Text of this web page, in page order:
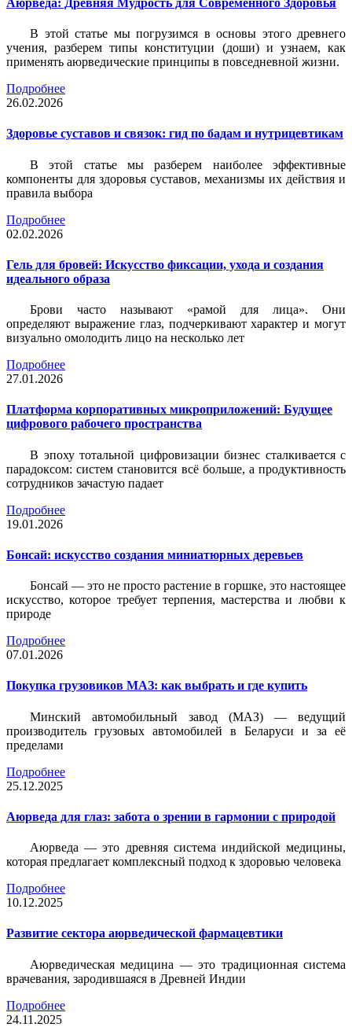
В этой статье мы погрузимся в основы этого древнего
учения, разберем типы конституции (доши) и узнаем, как
применять аюрведические принципы в повседневной жизни.
Подробнее
26.02.2026
Здоровье суставов и связок: гид по бадам и нутрицевтикам
В этой статье мы разберем наиболее эффективные
компоненты для здоровья суставов, механизмы их действия и
правила выбора
Подробнее
02.02.2026
Гель для бровей: Искусство фиксации, ухода и создания
идеального образа
Брови часто называют «рамой для лица». Они
определяют выражение глаз, подчеркивают характер и могут
визуально омолодить лицо на несколько лет
Подробнее
27.01.2026
Платформа корпоративных микроприложений: Будущее
цифрового рабочего пространства
В эпоху тотальной цифровизации бизнес сталкивается с
парадоксом: систем становится всё больше, а продуктивность
сотрудников зачастую падает
Подробнее
19.01.2026
Бонсай: искусство создания миниатюрных деревьев
Бонсай — это не просто растение в горшке, это настоящее
искусство, которое требует терпения, мастерства и любви к
природе
Подробнее
07.01.2026
Покупка грузовиков МАЗ: как выбрать и где купить
Минский автомобильный завод (МАЗ) — ведущий
производитель грузовых автомобилей в Беларуси и за её
пределами
Подробнее
25.12.2025
Аюрведа для глаз: забота о зрении в гармонии с природой
Аюрведа — это древняя система индийской медицины,
которая предлагает комплексный подход к здоровью человека
Подробнее
10.12.2025
Развитие сектора аюрведической фармацевтики
Аюрведическая медицина — это традиционная система
врачевания, зародившаяся в Древней Индии
Подробнее
24.11.2025